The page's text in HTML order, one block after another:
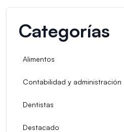
Categorías
Alimentos
Contabilidad y administración
Dentistas
Destacado